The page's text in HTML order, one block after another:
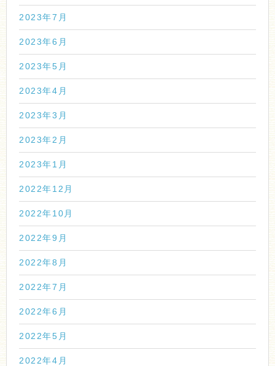
2023年7月
2023年6月
2023年5月
2023年4月
2023年3月
2023年2月
2023年1月
2022年12月
2022年10月
2022年9月
2022年8月
2022年7月
2022年6月
2022年5月
2022年4月